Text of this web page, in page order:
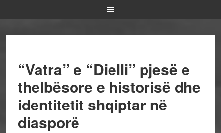
“Vatra” e “Dielli” pjesë e
thelbësore e historisë dhe
identitetit shqiptar në
diasporë